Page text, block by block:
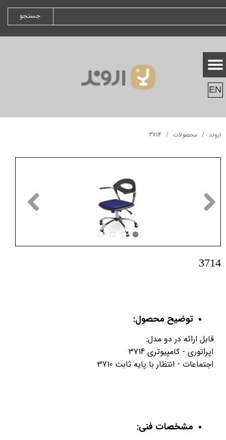
جستجو
EN
اروند محصولات 3714
3714
توضیح محصول:
قابل ارائه در دو مدل:
اپراتوری - کامپیوتری 3714
اجتماعات - انتظار با پایه ثابت 3710
مشخصات فنی: